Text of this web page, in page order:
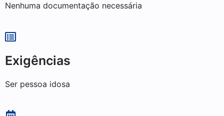
Nenhuma documentação necessária
Exigências
Ser pessoa idosa